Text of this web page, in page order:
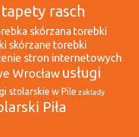
tapety rasch
skórzana torebki
skórzane torebki
stron internetowych
Wrocław usługi
stolarskie w Pile zaklady
Piła